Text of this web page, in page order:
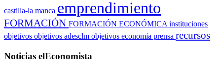
castilla-la manca emprendimiento
FORMACIÓN FORMACIÓN ECONÓMICA instituciones
objetivos objetivos adesclm objetivos economía prensa recursos
Noticias elEconomista